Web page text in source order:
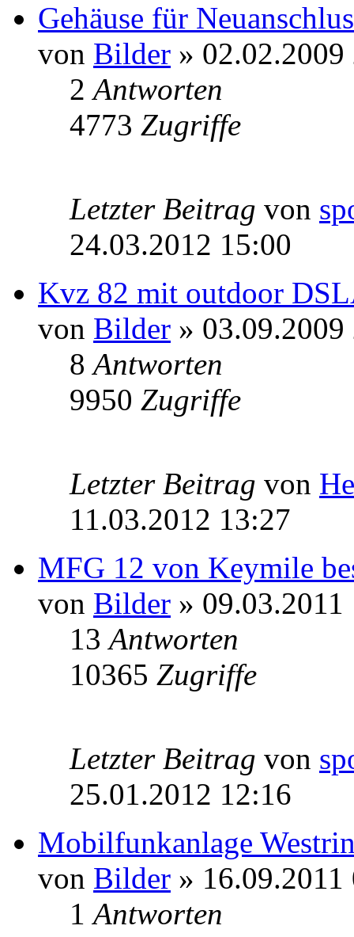
Gehäuse für
von Bilder » 02.02.2009
2Antworten
4773 Zugriffe
Letzter Beitrag von
24.03.2012 15:00
Kvz 82 mit outdoor
von Bilder » 03.09.2009
8Antworten
9950 Zugriffe
Letzter Beitrag von
11.03.2012 13:27
MFG 12 von Keymile
von Bilder » 09.03.2011
13Antworten
10365 Zugriffe
Letzter Beitrag von
25.01.2012 12:16
Mobilfunkanlage
von Bilder » 16.09.2011
1Antworten